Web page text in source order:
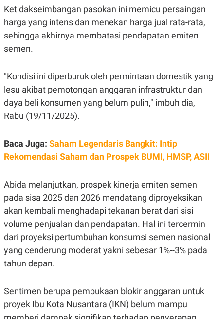
I
L
A
G
N
N
E
T
A
K
I
E
A
E
M
T
E
N
E
P
A
R
A
D
V
T
I
S
N
G
G
M
E
D
I
D
Ketidakseimbangan pasokan ini memicu persaingan
harga yang intens dan menekan harga jual rata-rata,
sehingga akhirnya membatasi pendapatan emiten
semen.
"Kondisi ini diperburuk oleh permintaan domestik yang
lesu akibat pemotongan anggaran infrastruktur dan
daya beli konsumen yang belum pulih," imbuh dia,
Rabu (19/11/2025).
Baca Juga: Saham Legendaris Bangkit: Intip
Rekomendasi Saham dan Prospek BUMI, HMSP, ASII
Abida melanjutkan, prospek kinerja emiten semen
pada sisa 2025 dan 2026 mendatang diproyeksikan
akan kembali menghadapi tekanan berat dari sisi
volume penjualan dan pendapatan. Hal ini tercermin
dari proyeksi pertumbuhan konsumsi semen nasional
yang cenderung moderat yakni sebesar 1%--3% pada
tahun depan.
Sentimen berupa pembukaan blokir anggaran untuk
proyek Ibu Kota Nusantara (IKN) belum mampu